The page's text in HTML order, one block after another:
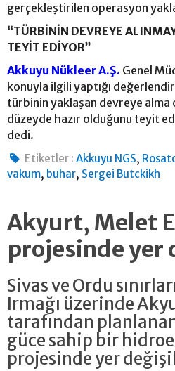
gerçekleştirilen operasyon
“TÜRBİNİN DEVREYE
TEYİT EDİYOR”
Akkuyu Nükleer A.Ş. Genel
konuyla ilgili yaptığı
türbinin yaklaşan devreye alma
düzeyde hazır olduğunu teyit
dedi.
Etiketler : Akkuyu NGS,
vakum, buhar, Sergei Butckikh
Akyurt, Melet
projesinde yer
Sivas ve Ordu
Irmağı üzerinde
tarafından
güce sahip bir
projesinde yer